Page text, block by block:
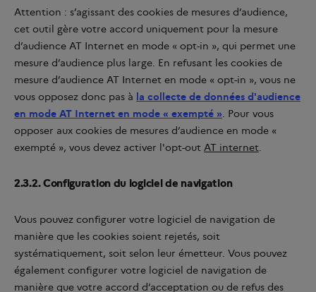
Attention : s’agissant des cookies de mesures d’audience,
cet outil gère votre accord uniquement pour la mesure
d’audience AT Internet en mode « opt-in », qui permet une
mesure d’audience plus large. En refusant les cookies de
mesure d’audience AT Internet en mode « opt-in », vous ne
vous opposez donc pas à la collecte de données d'audience
en mode AT Internet en mode « exempté ». Pour vous
opposer aux cookies de mesures d’audience en mode «
exempté », vous devez activer l'opt-out AT internet.
2.3.2. Configuration du logiciel de navigation
Vous pouvez configurer votre logiciel de navigation de
manière que les cookies soient rejetés, soit
systématiquement, soit selon leur émetteur. Vous pouvez
également configurer votre logiciel de navigation de
manière que votre accord d’acceptation ou de refus des